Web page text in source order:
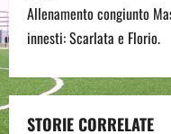
t
n
a
v
Allenamento congiunto
innesti: Scarlata e Florio.
STORIE CORRELATE